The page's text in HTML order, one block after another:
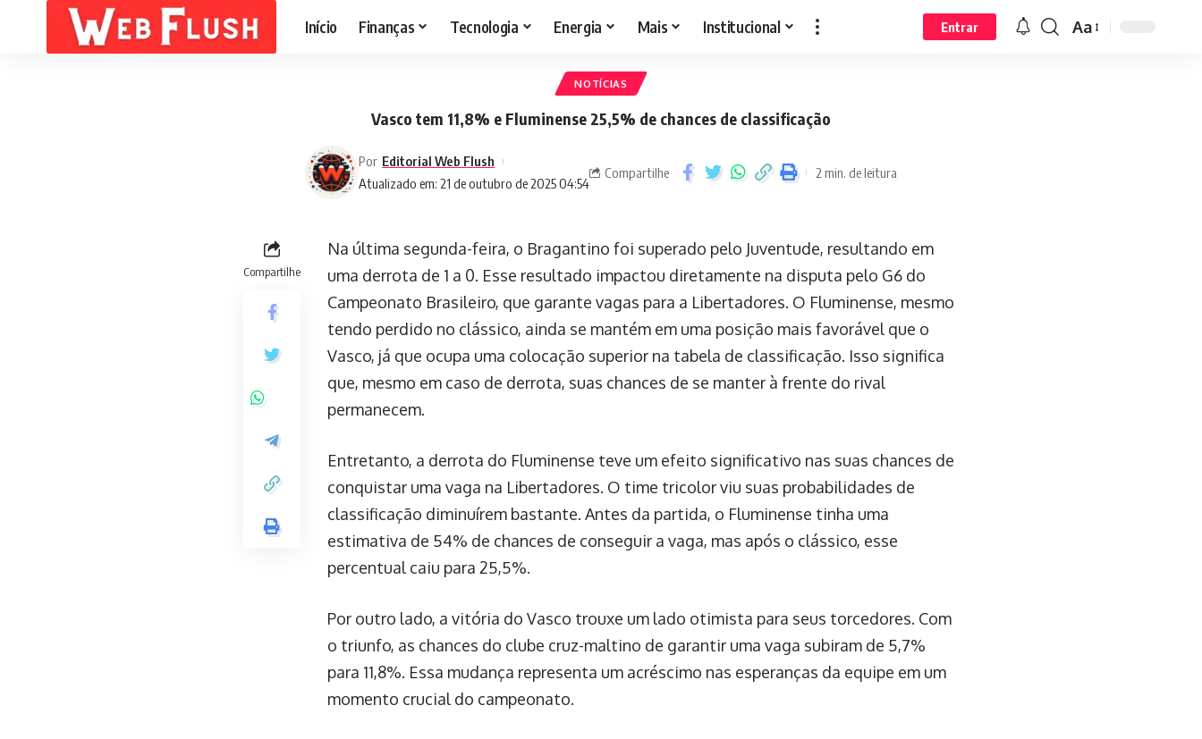
Início Finanças Tecnologia Energia Mais Institucional Entrar Aa
NOTÍCIAS
Vasco tem 11,8% e Fluminense 25,5% de chances de classificação
Atualizado em: 21 de outubro de 2025 04:54
Por Editorial Web Flush
Compartilhe 2 min. de leitura
Compartilhe
Na última segunda-feira, o Bragantino foi superado pelo Juventude, resultando em
uma derrota de 1 a 0. Esse resultado impactou diretamente na disputa pelo G6 do
Campeonato Brasileiro, que garante vagas para a Libertadores. O Fluminense, mesmo
tendo perdido no clássico, ainda se mantém em uma posição mais favorável que o
Vasco, já que ocupa uma colocação superior na tabela de classificação. Isso significa
que, mesmo em caso de derrota, suas chances de se manter à frente do rival
permanecem.
Entretanto, a derrota do Fluminense teve um efeito significativo nas suas chances de
conquistar uma vaga na Libertadores. O time tricolor viu suas probabilidades de
classificação diminuírem bastante. Antes da partida, o Fluminense tinha uma
estimativa de 54% de chances de conseguir a vaga, mas após o clássico, esse
percentual caiu para 25,5%.
Por outro lado, a vitória do Vasco trouxe um lado otimista para seus torcedores. Com
o triunfo, as chances do clube cruz-maltino de garantir uma vaga subiram de 5,7%
para 11,8%. Essa mudança representa um acréscimo nas esperanças da equipe em um
momento crucial do campeonato.